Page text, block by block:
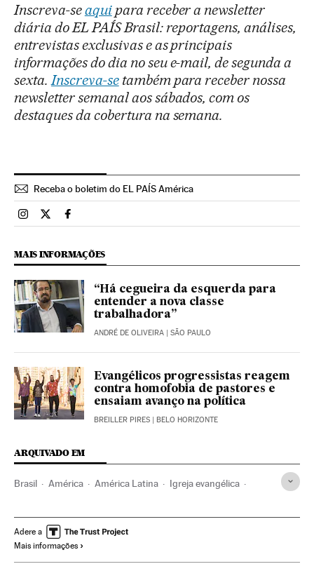
Inscreva-seaquipara receber a newsletter
diária do EL PAÍS Brasil: reportagens, análises,
entrevistas exclusivas e as principais
informações do dia no seu e-mail, de segunda a
sexta. Inscreva-setambém para receber nossa
newsletter semanal aos sábados, com os
destaques da cobertura na semana.
Receba o boletim do EL PAÍS América
Brasil El País Brasil en Instagram
Brasil El País Brasil en Twitter
Brasil El País Brasil en Facebook
MAIS INFORMAÇÕES
“Há cegueira da esquerda para
entender a nova classe
trabalhadora”
ANDRÉ DE OLIVEIRA | SÃO PAULO
Evangélicos progressistas reagem
contra homofobia de pastores e
ensaiam avanço na política
BREILLER PIRES | BELO HORIZONTE
ARQUIVADO EM
Brasil América América Latina Igreja evangélica
Religião Conservadores
Eleições Brasil
Adere a
Mais informações